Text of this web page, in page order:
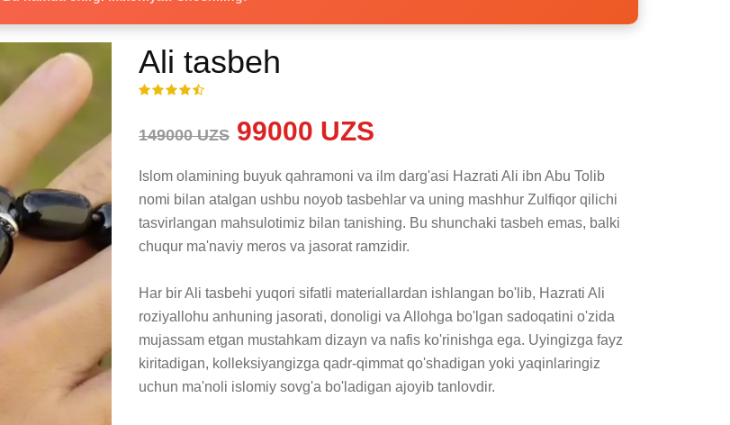
Ali tasbeh
149000 UZS 99000 UZS
Islom olamining buyuk qahramoni va ilm darg'asi Hazrati Ali ibn Abu Tolib
nomi bilan atalgan ushbu noyob tasbehlar va uning mashhur Zulfiqor qilichi
tasvirlangan mahsulotimiz bilan tanishing. Bu shunchaki tasbeh emas, balki
chuqur ma'naviy meros va jasorat ramzidir.
Har bir Ali tasbehi yuqori sifatli materiallardan ishlangan bo'lib, Hazrati Ali
roziyallohu anhuning jasorati, donoligi va Allohga bo'lgan sadoqatini o'zida
mujassam etgan mustahkam dizayn va nafis ko'rinishga ega. Uyingizga fayz
kiritadigan, kolleksiyangizga qadr-qimmat qo'shadigan yoki yaqinlaringiz
uchun ma'noli islomiy sovg'a bo'ladigan ajoyib tanlovdir.